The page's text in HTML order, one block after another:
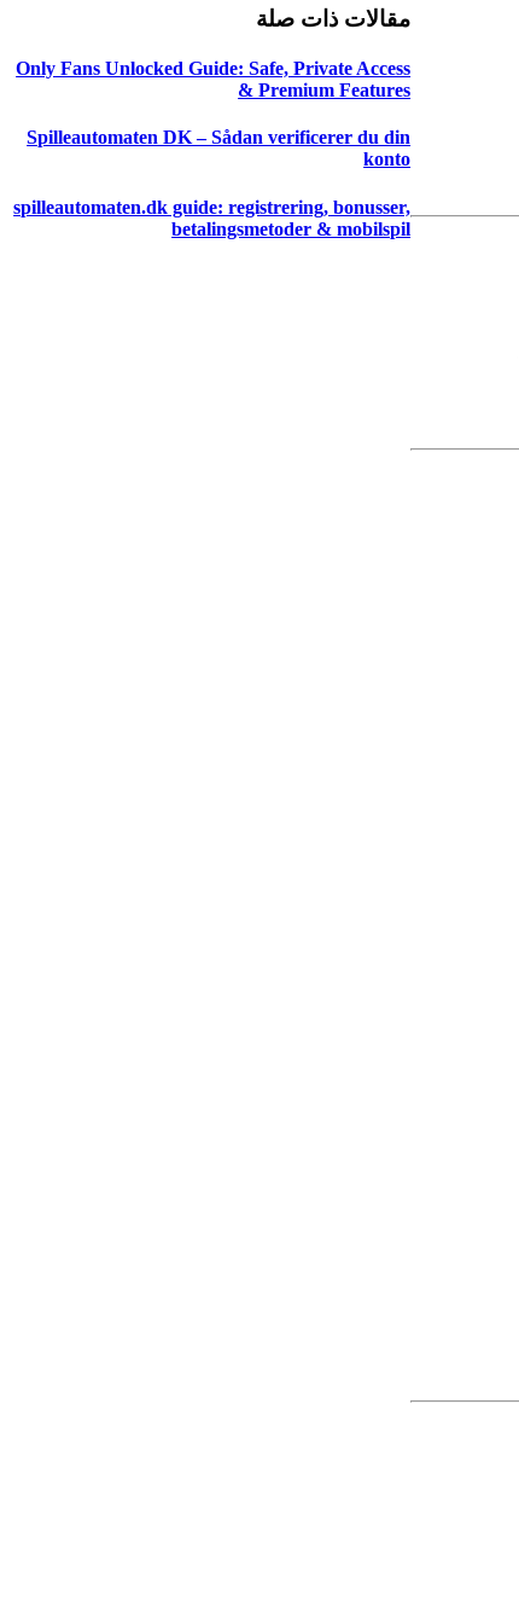
مقالات ذات صلة
Only Fans Unlocked Guide: Safe, Private Access
& Premium Features
Spilleautomaten DK – Sådan verificerer du din
konto
spilleautomaten.dk guide: registrering, bonusser,
betalingsmetoder & mobilspil